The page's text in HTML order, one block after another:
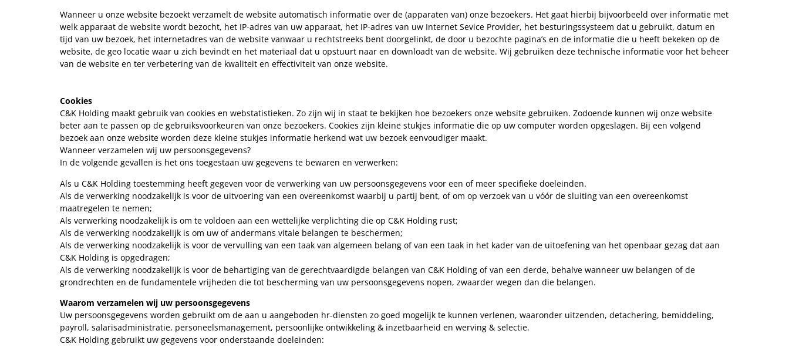
Wanneer u onze website bezoekt verzamelt de website automatisch informatie over de (apparaten van) onze bezoekers. Het gaat hierbij bijvoorbeeld over informatie met
welk apparaat de website wordt bezocht, het IP-adres van uw apparaat, het IP-adres van uw Internet Sevice Provider, het besturingssysteem dat u gebruikt, datum en
tijd van uw bezoek, het internetadres van de website vanwaar u rechtstreeks bent doorgelinkt, de door u bezochte pagina’s en de informatie die u heeft bekeken op de
website, de geo locatie waar u zich bevindt en het materiaal dat u opstuurt naar en downloadt van de website. Wij gebruiken deze technische informatie voor het beheer
van de website en ter verbetering van de kwaliteit en effectiviteit van onze website.
Cookies
C&K Holding maakt gebruik van cookies en webstatistieken. Zo zijn wij in staat te bekijken hoe bezoekers onze website gebruiken. Zodoende kunnen wij onze website
beter aan te passen op de gebruiksvoorkeuren van onze bezoekers. Cookies zijn kleine stukjes informatie die op uw computer worden opgeslagen. Bij een volgend
bezoek aan onze website worden deze kleine stukjes informatie herkend wat uw bezoek eenvoudiger maakt.
Wanneer verzamelen wij uw persoonsgegevens?
In de volgende gevallen is het ons toegestaan uw gegevens te bewaren en verwerken:
Als u C&K Holding toestemming heeft gegeven voor de verwerking van uw persoonsgegevens voor een of meer specifieke doeleinden.
Als de verwerking noodzakelijk is voor de uitvoering van een overeenkomst waarbij u partij bent, of om op verzoek van u vóór de sluiting van een overeenkomst
maatregelen te nemen;
Als verwerking noodzakelijk is om te voldoen aan een wettelijke verplichting die op C&K Holding rust;
Als de verwerking noodzakelijk is om uw of andermans vitale belangen te beschermen;
Als de verwerking noodzakelijk is voor de vervulling van een taak van algemeen belang of van een taak in het kader van de uitoefening van het openbaar gezag dat aan
C&K Holding is opgedragen;
Als de verwerking noodzakelijk is voor de behartiging van de gerechtvaardigde belangen van C&K Holding of van een derde, behalve wanneer uw belangen of de
grondrechten en de fundamentele vrijheden die tot bescherming van uw persoonsgegevens nopen, zwaarder wegen dan die belangen.
Waarom verzamelen wij uw persoonsgegevens
Uw persoonsgegevens worden gebruikt om de aan u aangeboden hr-diensten zo goed mogelijk te kunnen verlenen, waaronder uitzenden, detachering, bemiddeling,
payroll, salarisadministratie, personeelsmanagement, persoonlijke ontwikkeling & inzetbaarheid en werving & selectie.
C&K Holding gebruikt uw gegevens voor onderstaande doeleinden: